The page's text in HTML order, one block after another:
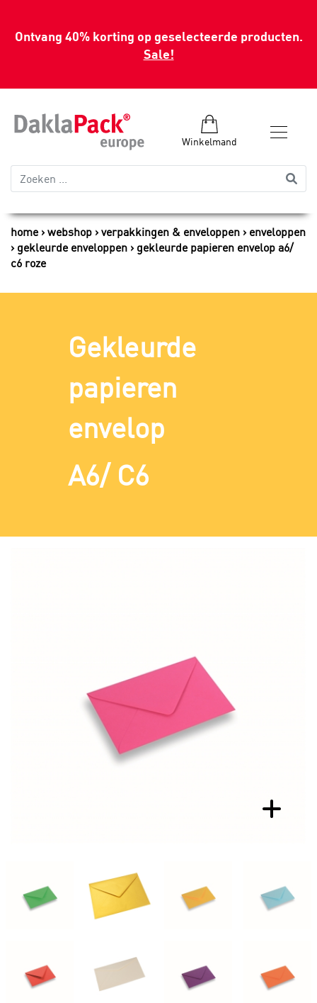
Ontvang 40% korting op geselecteerde producten.
Sale!
Winkelmand
home webshop verpakkingen & enveloppen
enveloppen
gekleurde enveloppen
gekleurde papieren envelop a6/
c6 roze
Gekleurde
papieren
envelop
A6/ C6